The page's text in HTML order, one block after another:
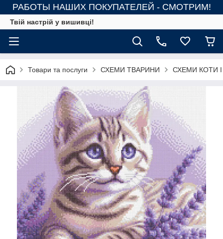
РАБОТЫ НАШИХ ПОКУПАТЕЛЕЙ - СМОТРИМ!
Твій настрій у вишивці!
Товари та послуги СХЕМИ ТВАРИНИ СХЕМИ КОТИ І